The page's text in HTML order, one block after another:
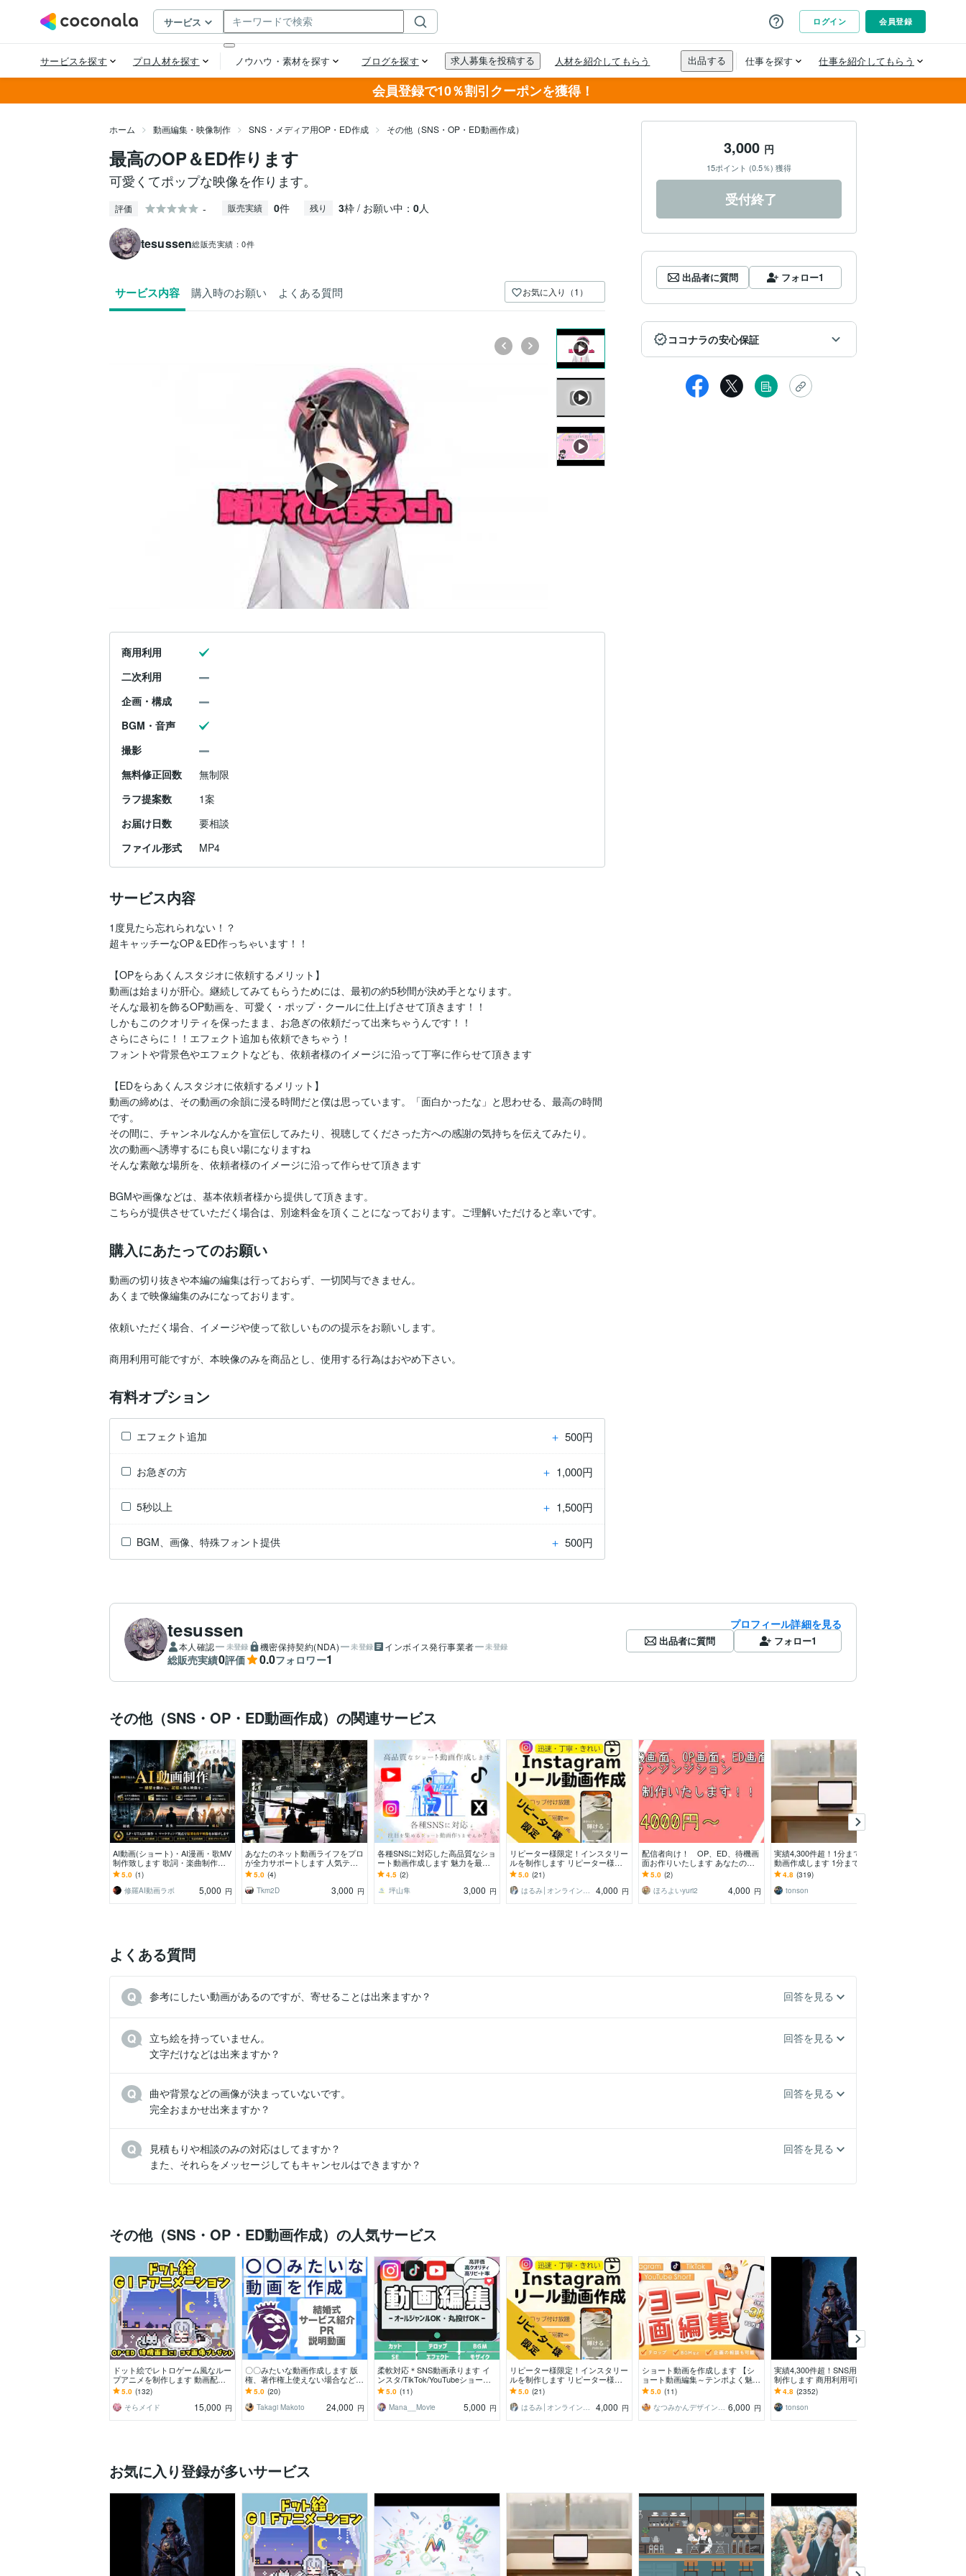
会員登録で10％割引クーポンを獲得！
ホーム 動画編集・映像制作 SNS・メディア用OP・ED作成 その他（SNS・OP・ED動画作成）
最高のOP＆ED作ります
可愛くてポップな映像を作ります。
評価 - 販売実績 0件 残り 3枠 / お願い中： 0人
tesussen総販売実績：0件
サービス内容 購入時のお願い よくある質問 お気に入り（1）
商用利用
二次利用
企画・構成
BGM・音声
撮影
無料修正回数
無制限
ラフ提案数
1案
お届け日数
要相談
ファイル形式
MP4
サービス内容
1度見たら忘れられない！？
超キャッチーなOP＆ED作っちゃいます！！
【OPをらあくんスタジオに依頼するメリット】
動画は始まりが肝心。継続してみてもらうためには、最初の約5秒間が決め手となります。
そんな最初を飾るOP動画を、可愛く・ポップ・クールに仕上げさせて頂きます！！
しかもこのクオリティを保ったまま、お急ぎの依頼だって出来ちゃうんです！！
さらにさらに！！エフェクト追加も依頼できちゃう！
フォントや背景色やエフェクトなども、依頼者様のイメージに沿って丁寧に作らせて頂きます
【EDをらあくんスタジオに依頼するメリット】
動画の締めは、その動画の余韻に浸る時間だと僕は思っています。「面白かったな」と思わせる、最高の時間
です。
その間に、チャンネルなんかを宣伝してみたり、視聴してくださった方への感謝の気持ちを伝えてみたり。
次の動画へ誘導するにも良い場になりますね
そんな素敵な場所を、依頼者様のイメージに沿って作らせて頂きます
BGMや画像などは、基本依頼者様から提供して頂きます。
こちらが提供させていただく場合は、別途料金を頂くことになっております。ご理解いただけると幸いです。
購入にあたってのお願い
動画の切り抜きや本編の編集は行っておらず、一切関与できません。
あくまで映像編集のみになっております。
依頼いただく場合、イメージや使って欲しいものの提示をお願いします。
商用利用可能ですが、本映像のみを商品とし、使用する行為はおやめ下さい。
有料オプション
エフェクト追加 ＋ 500円
お急ぎの方 ＋ 1,000円
5秒以上 ＋ 1,500円
BGM、画像、特殊フォント提供 ＋ 500円
3,000 円
15ポイント (0.5％) 獲得
受付終了
出品者に質問 フォロー1
ココナラの安心保証
tesussen
本人確認 未登録 機密保持契約(NDA) 未登録 インボイス発行事業者 未登録
総販売実績0評価 0.0フォロワー1
プロフィール詳細を見る
出品者に質問 フォロー1
その他（SNS・OP・ED動画作成）の関連サービス
AI動画(ショート)・AI漫画・歌MV
制作致します 歌詞・楽曲制作・M
V制作まで対応致します。
5.0 (1)
修羅AI動画ラボ
5,000 円
あなたのネット動画ライフをプロ
が全力サポートします 人気テレ
ビ番組やイベント配信等も手掛け
てきたスタッフが対応！
5.0 (4)
Tkm2D
3,000 円
各種SNSに対応した高品質なショ
ート動画作成します 魅力を最大
限に伝えて、注目を集めるショー
ト動画作りませんか？
4.5 (2)
坪山隼
3,000 円
リピーター様限定！インスタリー
ルを制作します リピーター様限
定価格で動画制作いたします！
5.0 (21)
はるみ│オンライン秘書
4,000 円
配信者向け！ OP、ED、待機画
面お作りいたします あなたのイ
メージに合った動画をオリジナル
に制作いたします！
5.0 (2)
ほろよいyuri2
4,000 円
実績4,300件超！1分まで！ループ
動画作成します 1分まで3,000
円！10秒×6本もOK
4.8 (319)
tonson
よくある質問
参考にしたい動画があるのですが、寄せることは出来ますか？ 回答を見る
立ち絵を持っていません。
文字だけなどは出来ますか？
回答を見る
曲や背景などの画像が決まっていないです。
完全おまかせ出来ますか？
回答を見る
見積もりや相談のみの対応はしてますか？
また、それらをメッセージしてもキャンセルはできますか？
回答を見る
その他（SNS・OP・ED動画作成）の人気サービス
ドット絵でレトロゲーム風なルー
プアニメを制作します 動画配信
のOP.ED.待機画面、結婚式ムー
ビー、SNSにも！
5.0 (132)
そらメイド
15,000 円
〇〇みたいな動画作成します 版
権、著作権上使えない場合なども
対応し、それっぽく作成します
5.0 (20)
Takagi Makoto
24,000 円
柔軟対応＊SNS動画承ります イ
ンスタ/TikTok/YouTubeショート
完全対応！
5.0 (11)
Mana__Movie
5,000 円
リピーター様限定！インスタリー
ルを制作します リピーター様限
定価格で動画制作いたします！
5.0 (21)
はるみ│オンライン秘書
4,000 円
ショート動画を作成します 【シ
ョート動画編集～テンポよく魅せ
る動画をお届けします！】
5.0 (11)
なつみかんデザイン◎動画編集・SNS運用 6,000 円
実績4,300件超！SNS用AI動画を
制作します 商用利用可能のSNS
に適したショート動画を制作しま
す
4.8 (2352)
tonson
お気に入り登録が多いサービス